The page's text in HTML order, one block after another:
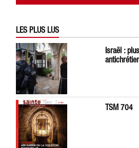
LES PLUS LUS
Israël :
TSM 704